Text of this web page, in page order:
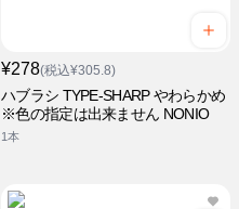
¥278(税込¥305.8)
ハブラシ TYPE-SHARP やわらかめ
※色の指定は出来ません NONIO
1本